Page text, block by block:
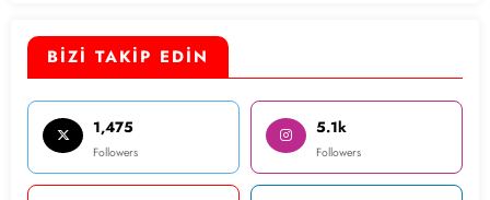
BİZİ TAKİP EDİN
1,475
Followers
5.1k
Followers